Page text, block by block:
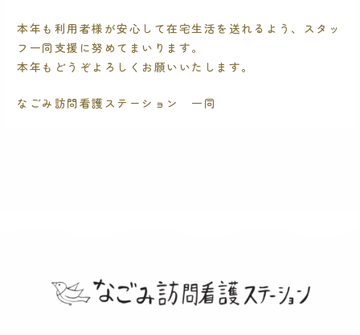
本年も利用者様が安心して在宅生活を送れるよう、スタッ
フ一同支援に努めてまいります。
本年もどうぞよろしくお願いいたします。
なごみ訪問看護ステーション 一同